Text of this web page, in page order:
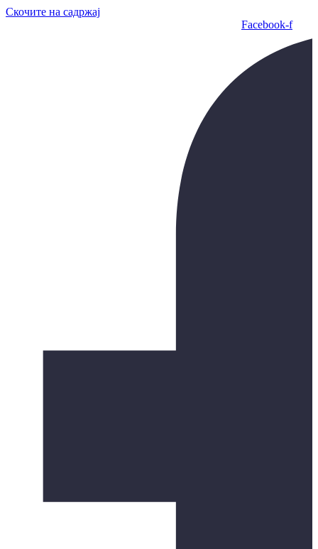
Скочите на садржај
Facebook-f